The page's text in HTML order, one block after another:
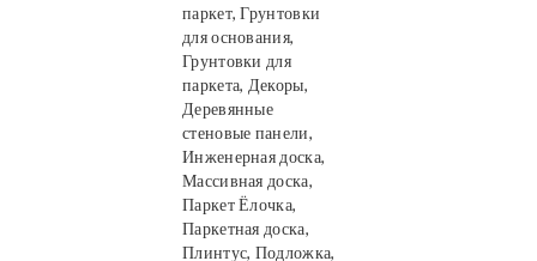
паркет, Грунтовки
для основания,
Грунтовки для
паркета, Декоры,
Деревянные
стеновые панели,
Инженерная доска,
Массивная доска,
Паркет Ёлочка,
Паркетная доска,
Плинтус, Подложка,